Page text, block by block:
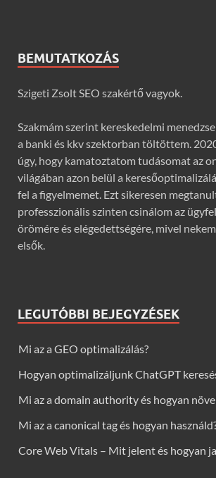
BEMUTATKOZÁS
Szigeti Zsolt SEO szakértő vagyok.
Szakmám szerint kereskedelmi
a banki és kkv szektorban töltöttem.
úgy, hogy kamatoztatom tudásomat az
világában azon belül a
fel a figyelmemet. Ezt sikeresen
professzionális szinten csinálom az
örömére és elégedettségére, mivel
elsők.
LEGUTÓBBI BEJEGYZÉSEK
Mi az a GEO optimalizálás?
Hogyan optimalizáljunk ChatGPT
Mi az a domain authority és hogyan
Mi az a canonical tag és hogyan
Core Web Vitals – Mit jelent és hogyan